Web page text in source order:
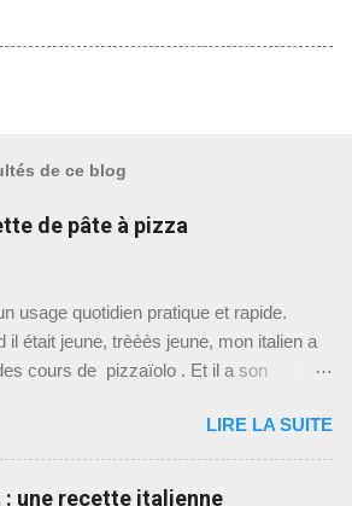
de ce blog
de pâte à pizza
usage quotidien pratique et rapide.
il était jeune, trèèès jeune, mon italien a
cours de pizzaïolo . Et il a son
quand ses horaires de travail (travail
pas pizzaïolo) le lui permettent . Si
me suivez régulièrement, vous aurez
LIRE LA SUITE
une recette italienne